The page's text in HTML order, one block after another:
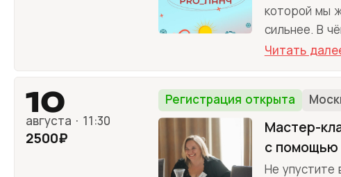
которой мы
сильнее. В
Читать
10
августа · 11:30
2500₽
Регистрация открыта
Мастер-
с помощью
Не упустите